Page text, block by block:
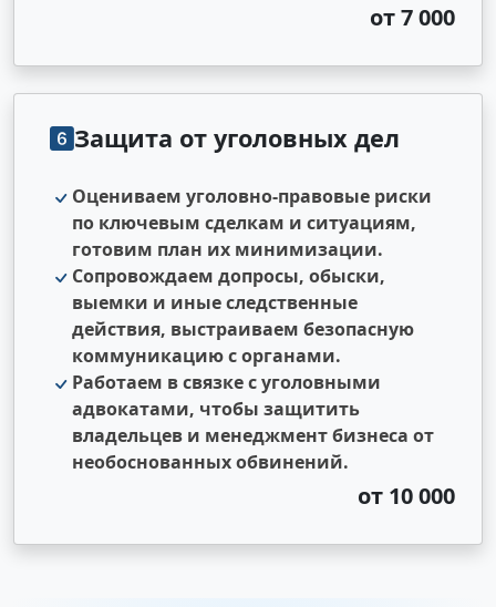
от 7 000
Защита от уголовных дел
Оцениваем уголовно‑правовые риски
по ключевым сделкам и ситуациям,
готовим план их минимизации.
Сопровождаем допросы, обыски,
выемки и иные следственные
действия, выстраиваем безопасную
коммуникацию с органами.
Работаем в связке с уголовными
адвокатами, чтобы защитить
владельцев и менеджмент бизнеса от
необоснованных обвинений.
от 10 000